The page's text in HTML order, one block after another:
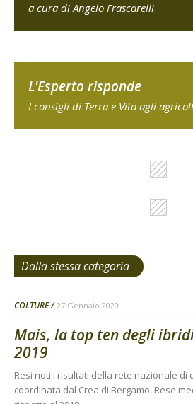
a cura di Angelo Frascarelli
L'Esperto risponde
I consigli di Terra e Vita agli
Dalla stessa categoria
COLTURE 27 Gennaio 2020
Mais, la top ten degli
2019
Resi noti i risultati della rete nazionale di
coordinata dal Crea di Bergamo. Rese